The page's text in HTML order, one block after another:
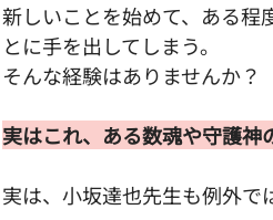
新しいことを始めて、ある程
とに手を出してしまう。
そんな経験はありませんか？
実はこれ、ある数魂や守護神
実は、小坂達也先生も例外で